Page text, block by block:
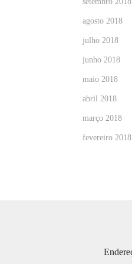
agosto 2018
julho 2018
junho 2018
maio 2018
abril 2018
março 2018
fevereiro 2018